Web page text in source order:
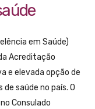
em Saúde)
Acreditação
e elevada opção de
saúde no país. O
Consulado